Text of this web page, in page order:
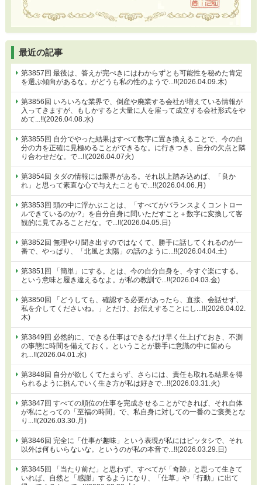
最近の記事
第3857回 最後は、答えが完ぺきにはわからずとも可能性を秘めた肯定
を選ぶ傾向があるな。がどうも私の性のようで...!!(2026.04.09.木)
第3856回 いろいろな業界で、倒産や廃業する会社が増えている情報が
入ってきますが、もしかすると大量に人を雇って成立する会社形式をや
めて...!!(2026.04.08.水)
第3855回 自分でやった結果はすべて数字に置き換えることで、今の自
分の力を正確に見極めることができるな。に行きつき、自分の欠点と隣
り合わせだな。で...!!(2026.04.07火)
第3854回 タダの情報には限界がある。それ以上踏み込めば、「良か
れ」と思って素直な心で与えたこともで...!!(2026.04.06.月)
第3853回 頭の中に浮かぶことは、「すべてがバランスよくコントロー
ルできているのか?」を自分自身に問いただすこと＋数字に変換して客
観的に見てみることだな。で...!!(2026.04.05.日)
第3852回 無理やり聞き出すのではなくて、勝手に話してくれるのが一
番で、やっぱり、「北風と太陽」の話のように...!!(2026.04.04.土)
第3851回 「簡単」にする。とは、今の自分自身を、今すぐ楽にする。
という意味と履き違えるなよ。が私の教訓で...!!(2026.04.03.金)
第3850回 「どうしても、確認する必要があったら、直接、会話せず、
私を介してくださいね。」とだけ、お伝えすることにし...!!(2026.04.02.
木)
第3849回 必然的に、できる仕事はできるだけ早く仕上げておき、不測
の事態に時間を備えておく。ということが勝手に意識の中に留めら
れ...!!(2026.04.01.水)
第3848回 自分が欲しくてたまらず、さらには、責任も取れる結果を得
られるように挑んでいく生き方が私は好きで...!!(2026.03.31.火)
第3847回 すべての順位の仕事を完成させることができれば、それ自体
が私にとっての「至福の時間」で、私自身に対しての一番のご褒美とな
り...!!(2026.03.30.月)
第3846回 完全に「仕事が趣味」という表現が私にはピッタシで、それ
以外は何もいらないな。というのが私の本音で...!!(2026.03.29.日)
第3845回 「当たり前だ」と思わず、すべてが「奇跡」と思って生きて
いれば、自然と「感謝」するようになり、「仕草」や「行動」に出て